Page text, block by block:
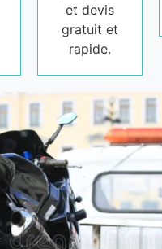
et devis
gratuit et
rapide.